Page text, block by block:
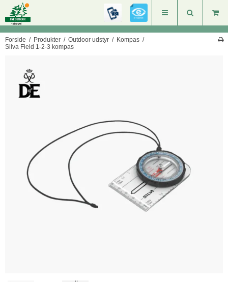
Forside / Produkter / Outdoor udstyr / Kompas /
Silva Field 1-2-3 kompas